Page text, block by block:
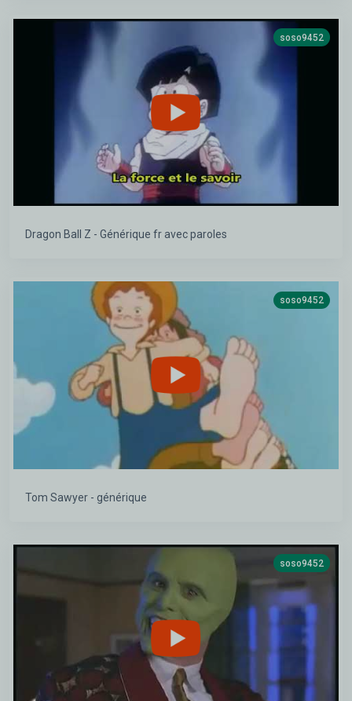
soso9452
Dragon Ball Z - Générique fr avec paroles
soso9452
Tom Sawyer - générique
soso9452